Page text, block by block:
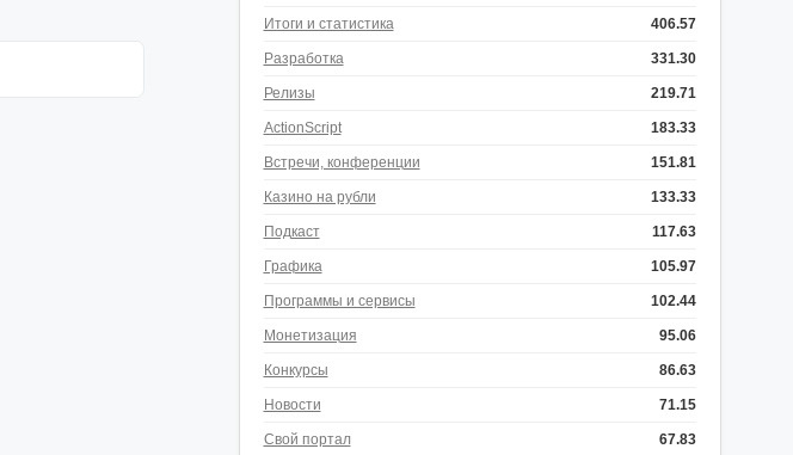
Итоги и статистика 406.57
Разработка 331.30
Релизы 219.71
ActionScript 183.33
Встречи, конференции 151.81
Казино на рубли 133.33
Подкаст 117.63
Графика 105.97
Программы и сервисы 102.44
Монетизация 95.06
Конкурсы 86.63
Новости 71.15
Свой портал 67.83